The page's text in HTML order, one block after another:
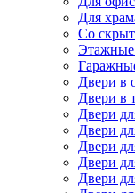
Для
Со
Этажные
Двери в
Двери в
Двери
Двери
Двери
Двери
Двери